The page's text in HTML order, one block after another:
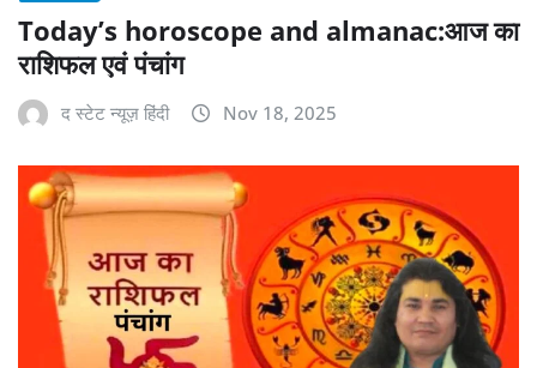
Today’s horoscope and almanac:आज का
राशिफल एवं पंचांग
द स्टेट न्यूज़ हिंदी Nov 18, 2025